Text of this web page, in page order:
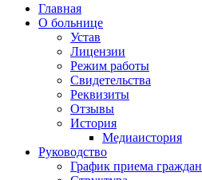
Главная
О больнице
Устав
Лицензии
Режим работы
Свидетельства
Реквизиты
Отзывы
История
Медиаистория
Руководство
График приема граждан